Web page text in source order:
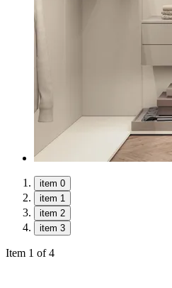
item 0
item 1
item 2
item 3
Item 1 of 4